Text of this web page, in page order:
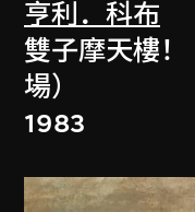
亨利．科布
雙子摩天樓
場）
1983